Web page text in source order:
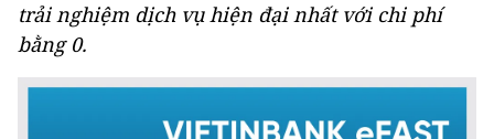
trải nghiệm dịch vụ hiện đại nhất với chi phí
bằng 0.